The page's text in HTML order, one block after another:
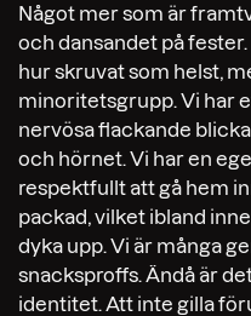
Något mer som är
och dansandet på
hur skruvat som helst,
minoritetsgrupp. Vi har
nervösa flackande
och hörnet. Vi har en
respektfullt att gå hem
packad, vilket ibland
dyka upp. Vi är många
snacksproffs. Ändå är
identitet. Att inte gilla